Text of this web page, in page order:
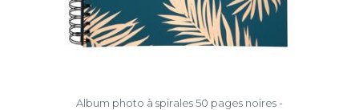
Album photo à spirales 50 pages noires -